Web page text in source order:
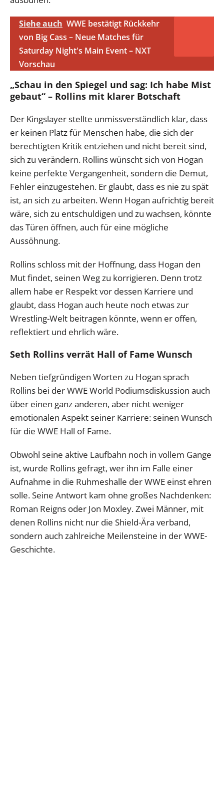
Siehe auch WWE bestätigt Rückkehr
von Big Cass – Neue Matches für
Saturday Night's Main Event – NXT
Vorschau
„Schau in den Spiegel und sag: Ich habe Mist
gebaut“ – Rollins mit klarer Botschaft
Der Kingslayer stellte unmissverständlich klar, dass
er keinen Platz für Menschen habe, die sich der
berechtigten Kritik entziehen und nicht bereit sind,
sich zu verändern. Rollins wünscht sich von Hogan
keine perfekte Vergangenheit, sondern die Demut,
Fehler einzugestehen. Er glaubt, dass es nie zu spät
ist, an sich zu arbeiten. Wenn Hogan aufrichtig bereit
wäre, sich zu entschuldigen und zu wachsen, könnte
das Türen öffnen, auch für eine mögliche
Aussöhnung.
Rollins schloss mit der Hoffnung, dass Hogan den
Mut findet, seinen Weg zu korrigieren. Denn trotz
allem habe er Respekt vor dessen Karriere und
glaubt, dass Hogan auch heute noch etwas zur
Wrestling-Welt beitragen könnte, wenn er offen,
reflektiert und ehrlich wäre.
Seth Rollins verrät Hall of Fame Wunsch
Neben tiefgründigen Worten zu Hogan sprach
Rollins bei der WWE World Podiumsdiskussion auch
über einen ganz anderen, aber nicht weniger
emotionalen Aspekt seiner Karriere: seinen Wunsch
für die WWE Hall of Fame.
Obwohl seine aktive Laufbahn noch in vollem Gange
ist, wurde Rollins gefragt, wer ihn im Falle einer
Aufnahme in die Ruhmeshalle der WWE einst ehren
solle. Seine Antwort kam ohne großes Nachdenken:
Roman Reigns oder Jon Moxley. Zwei Männer, mit
denen Rollins nicht nur die Shield-Ära verband,
sondern auch zahlreiche Meilensteine in der WWE-
Geschichte.